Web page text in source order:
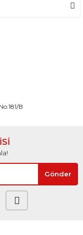
B
Gönder